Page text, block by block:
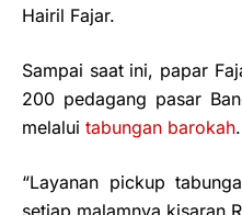
Hairil Fajar.
Sampai saat ini, papar
200 pedagang pasar
melalui tabungan barokah.
“Layanan pickup